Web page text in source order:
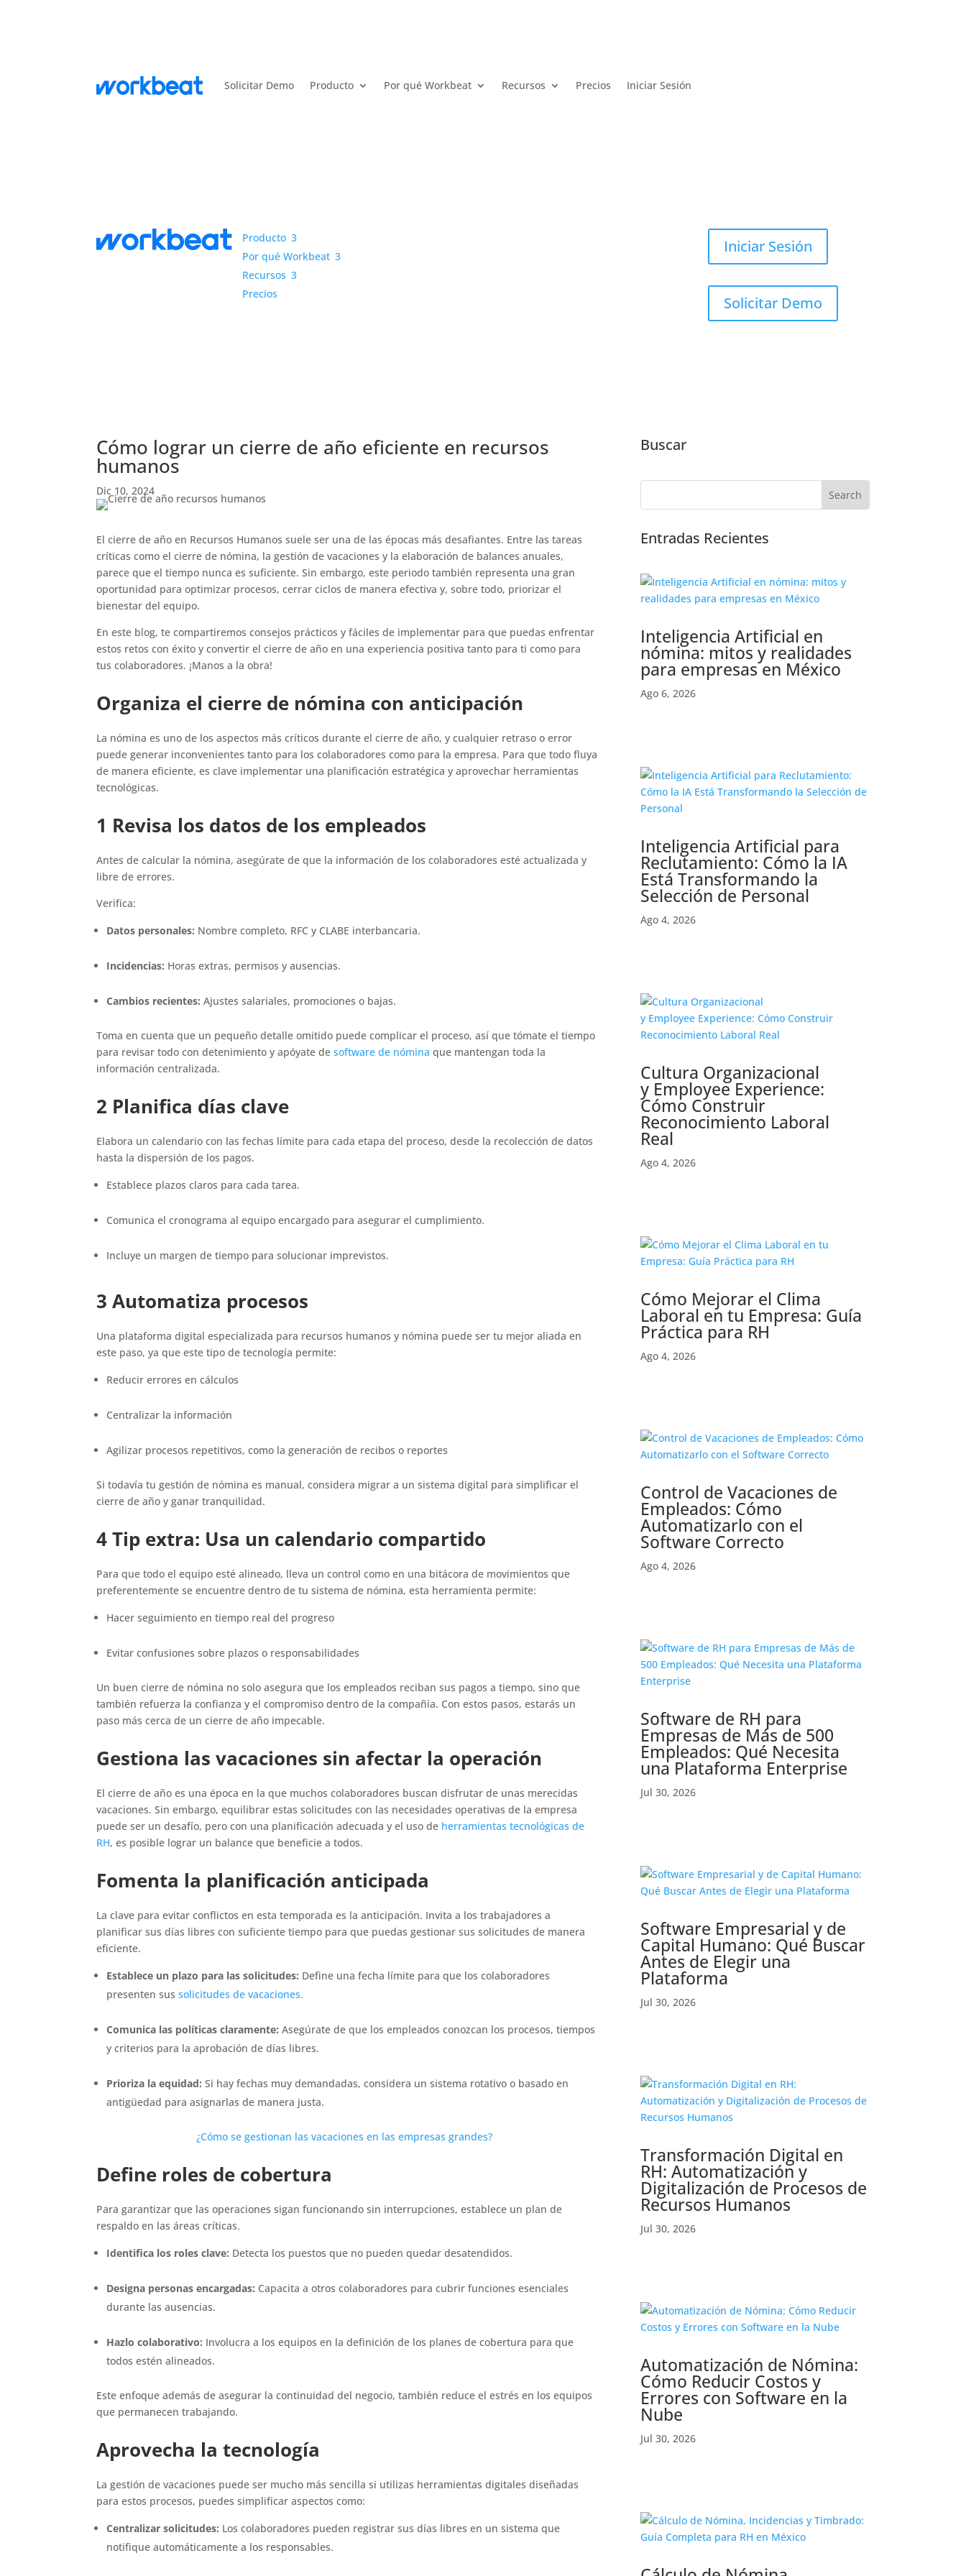
Solicitar Demo Producto Por qué Workbeat Recursos Precios Iniciar Sesión
Producto 3
Por qué Workbeat 3
Recursos 3
Precios
Iniciar Sesión
Solicitar Demo
Cómo lograr un cierre de año eficiente en recursos
humanos
Dic 10, 2024
El cierre de año en Recursos Humanos suele ser una de las épocas más desafiantes. Entre las tareas
críticas como el cierre de nómina, la gestión de vacaciones y la elaboración de balances anuales,
parece que el tiempo nunca es suficiente. Sin embargo, este periodo también representa una gran
oportunidad para optimizar procesos, cerrar ciclos de manera efectiva y, sobre todo, priorizar el
bienestar del equipo.
En este blog, te compartiremos consejos prácticos y fáciles de implementar para que puedas enfrentar
estos retos con éxito y convertir el cierre de año en una experiencia positiva tanto para ti como para
tus colaboradores. ¡Manos a la obra!
Organiza el cierre de nómina con anticipación
La nómina es uno de los aspectos más críticos durante el cierre de año, y cualquier retraso o error
puede generar inconvenientes tanto para los colaboradores como para la empresa. Para que todo fluya
de manera eficiente, es clave implementar una planificación estratégica y aprovechar herramientas
tecnológicas.
1 Revisa los datos de los empleados
Antes de calcular la nómina, asegúrate de que la información de los colaboradores esté actualizada y
libre de errores.
Verifica:
Datos personales: Nombre completo, RFC y CLABE interbancaria.
Incidencias: Horas extras, permisos y ausencias.
Cambios recientes: Ajustes salariales, promociones o bajas.
Toma en cuenta que un pequeño detalle omitido puede complicar el proceso, así que tómate el tiempo
para revisar todo con detenimiento y apóyate desoftware de nómina que mantengan toda la
información centralizada.
2 Planifica días clave
Elabora un calendario con las fechas límite para cada etapa del proceso, desde la recolección de datos
hasta la dispersión de los pagos.
Establece plazos claros para cada tarea.
Comunica el cronograma al equipo encargado para asegurar el cumplimiento.
Incluye un margen de tiempo para solucionar imprevistos.
3 Automatiza procesos
Una plataforma digital especializada para recursos humanos y nómina puede ser tu mejor aliada en
este paso, ya que este tipo de tecnología permite:
Reducir errores en cálculos
Centralizar la información
Agilizar procesos repetitivos, como la generación de recibos o reportes
Si todavía tu gestión de nómina es manual, considera migrar a un sistema digital para simplificar el
cierre de año y ganar tranquilidad.
4 Tip extra: Usa un calendario compartido
Para que todo el equipo esté alineado, lleva un control como en una bitácora de movimientos que
preferentemente se encuentre dentro de tu sistema de nómina, esta herramienta permite:
Hacer seguimiento en tiempo real del progreso
Evitar confusiones sobre plazos o responsabilidades
Un buen cierre de nómina no solo asegura que los empleados reciban sus pagos a tiempo, sino que
también refuerza la confianza y el compromiso dentro de la compañía. Con estos pasos, estarás un
paso más cerca de un cierre de año impecable.
Gestiona las vacaciones sin afectar la operación
El cierre de año es una época en la que muchos colaboradores buscan disfrutar de unas merecidas
vacaciones. Sin embargo, equilibrar estas solicitudes con las necesidades operativas de la empresa
puede ser un desafío, pero con una planificación adecuada y el uso de herramientas tecnológicas de
RH, es posible lograr un balance que beneficie a todos.
Fomenta la planificación anticipada
La clave para evitar conflictos en esta temporada es la anticipación. Invita a los trabajadores a
planificar sus días libres con suficiente tiempo para que puedas gestionar sus solicitudes de manera
eficiente.
Establece un plazo para las solicitudes: Define una fecha límite para que los colaboradores
presenten sussolicitudes de vacaciones.
Comunica las políticas claramente: Asegúrate de que los empleados conozcan los procesos, tiempos
y criterios para la aprobación de días libres.
Prioriza la equidad: Si hay fechas muy demandadas, considera un sistema rotativo o basado en
antigüedad para asignarlas de manera justa.
¿Cómo se gestionan las vacaciones en las empresas grandes?
Define roles de cobertura
Para garantizar que las operaciones sigan funcionando sin interrupciones, establece un plan de
respaldo en las áreas críticas.
Identifica los roles clave: Detecta los puestos que no pueden quedar desatendidos.
Designa personas encargadas: Capacita a otros colaboradores para cubrir funciones esenciales
durante las ausencias.
Hazlo colaborativo: Involucra a los equipos en la definición de los planes de cobertura para que
todos estén alineados.
Este enfoque además de asegurar la continuidad del negocio, también reduce el estrés en los equipos
que permanecen trabajando.
Aprovecha la tecnología
La gestión de vacaciones puede ser mucho más sencilla si utilizas herramientas digitales diseñadas
para estos procesos, puedes simplificar aspectos como:
Centralizar solicitudes: Los colaboradores pueden registrar sus días libres en un sistema que
notifique automáticamente a los responsables.
Buscar
Entradas Recientes
Inteligencia Artificial en
nómina: mitos y realidades
para empresas en México
Ago 6, 2026
Inteligencia Artificial para
Reclutamiento: Cómo la IA
Está Transformando la
Selección de Personal
Ago 4, 2026
Cultura Organizacional
y Employee Experience:
Cómo Construir
Reconocimiento Laboral
Real
Ago 4, 2026
Cómo Mejorar el Clima
Laboral en tu Empresa: Guía
Práctica para RH
Ago 4, 2026
Control de Vacaciones de
Empleados: Cómo
Automatizarlo con el
Software Correcto
Ago 4, 2026
Software de RH para
Empresas de Más de 500
Empleados: Qué Necesita
una Plataforma Enterprise
Jul 30, 2026
Software Empresarial y de
Capital Humano: Qué Buscar
Antes de Elegir una
Plataforma
Jul 30, 2026
Transformación Digital en
RH: Automatización y
Digitalización de Procesos de
Recursos Humanos
Jul 30, 2026
Automatización de Nómina:
Cómo Reducir Costos y
Errores con Software en la
Nube
Jul 30, 2026